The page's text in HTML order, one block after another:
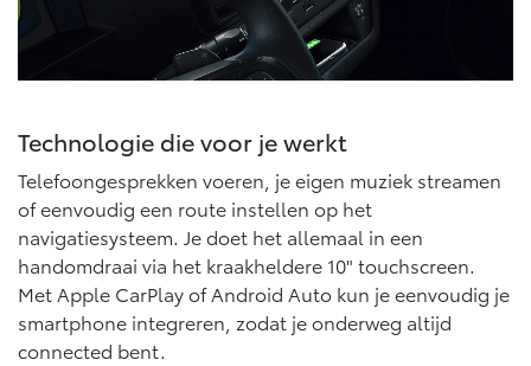
Vanaf € 55.950,-
OOK ALS BATTERIJ-
ELEKTRISCH
Vanaf € 46.301,-
OOK ALS BATTERIJ-
ELEKTRISCH
Vanaf € 56.570,-
Technologie die voor je werkt
Telefoongesprekken voeren, je eigen muziek streamen
of eenvoudig een route instellen op het
navigatiesysteem. Je doet het allemaal in een
handomdraai via het kraakheldere 10" touchscreen.
Met Apple CarPlay of Android Auto kun je eenvoudig je
smartphone integreren, zodat je onderweg altijd
connected bent.